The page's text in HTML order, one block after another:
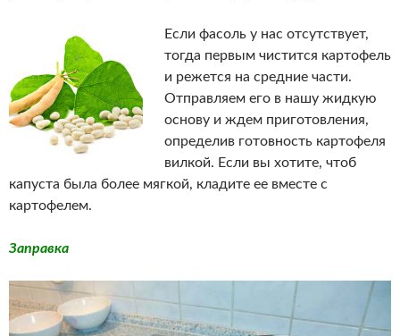
Если фасоль у нас отсутствует,
тогда первым чистится картофель
и режется на средние части.
Отправляем его в нашу жидкую
основу и ждем приготовления,
определив готовность картофеля
вилкой. Если вы хотите, чтоб
капуста была более мягкой, кладите ее вместе с
картофелем.
Заправка